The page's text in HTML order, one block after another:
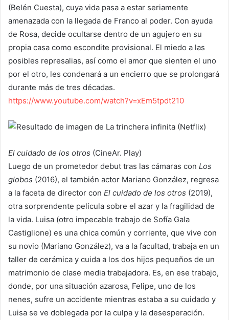
(Belén Cuesta), cuya vida pasa a estar seriamente
amenazada con la llegada de Franco al poder. Con ayuda
de Rosa, decide ocultarse dentro de un agujero en su
propia casa como escondite provisional. El miedo a las
posibles represalias, así como el amor que sienten el uno
por el otro, les condenará a un encierro que se prolongará
durante más de tres décadas.
https://www.youtube.com/watch?v=xEm5tpdt210
El cuidado de los otros (CineAr. Play)
Luego de un prometedor debut tras las cámaras con Los
globos (2016), el también actor Mariano González, regresa
a la faceta de director con El cuidado de los otros (2019),
otra sorprendente película sobre el azar y la fragilidad de
la vida. Luisa (otro impecable trabajo de Sofía Gala
Castiglione) es una chica común y corriente, que vive con
su novio (Mariano González), va a la facultad, trabaja en un
taller de cerámica y cuida a los dos hijos pequeños de un
matrimonio de clase media trabajadora. Es, en ese trabajo,
donde, por una situación azarosa, Felipe, uno de los
nenes, sufre un accidente mientras estaba a su cuidado y
Luisa se ve doblegada por la culpa y la desesperación.